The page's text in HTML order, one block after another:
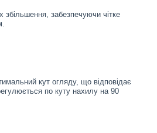
забезпечуючи чітке
кут огляду, що відповідає
по куту нахилу на 90